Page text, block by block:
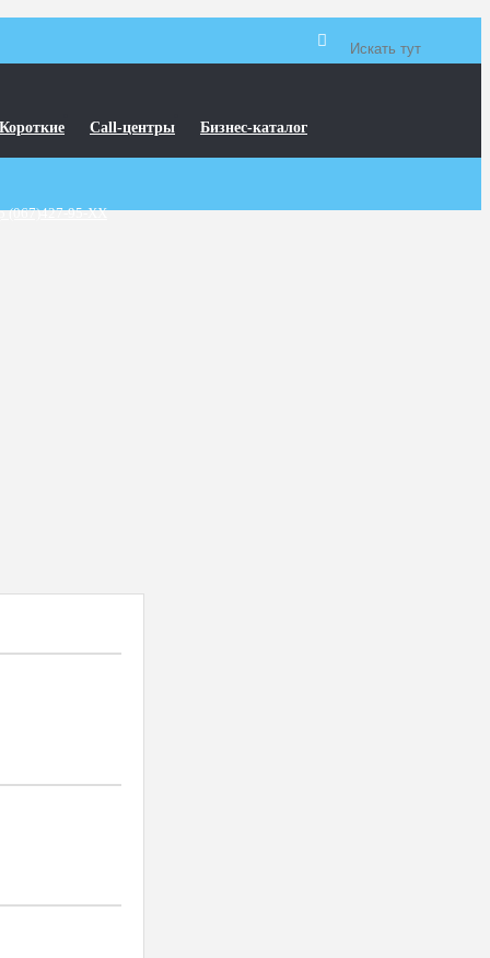
Короткие Call-центры Бизнес-каталог
(067)427-95-XX